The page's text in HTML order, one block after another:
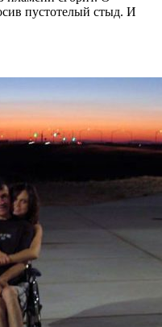
пустотелый стыд. И